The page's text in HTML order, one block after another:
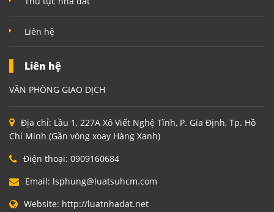
Liên hệ
Liên hệ
VĂN PHÒNG GIAO DỊCH
Địa chỉ: Lầu 1, 227A Xô Viết Nghệ Tĩnh, P. Gia Định, Tp. Hồ
Chí Minh (Gần vòng xoay Hàng Xanh)
Điện thoại: 0909160684
Email: lsphung@luatsuhcm.com
Website: http://luatnhadat.net